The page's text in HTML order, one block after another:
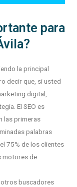
para
la principal
decir que, si usted
digital,
El SEO es
las primeras
palabras
75% de los clientes
motores de
otros buscadores